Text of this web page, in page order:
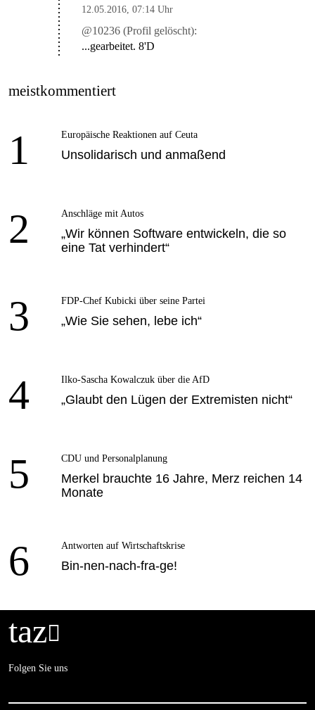
12.05.2016, 07:14 Uhr
@10236 (Profil gelöscht):
...gearbeitet. 8'D
meistkommentiert
1 Europäische Reaktionen auf Ceuta
Unsolidarisch und anmaßend
2 Anschläge mit Autos
„Wir können Software entwickeln, die so
eine Tat verhindert“
3 FDP-Chef Kubicki über seine Partei
„Wie Sie sehen, lebe ich“
4 Ilko-Sascha Kowalczuk über die AfD
„Glaubt den Lügen der Extremisten nicht“
5 CDU und Personalplanung
Merkel brauchte 16 Jahre, Merz reichen 14
Monate
6 Antworten auf Wirtschaftskrise
Bin-nen-nach-fra-ge!
taz
Folgen Sie uns